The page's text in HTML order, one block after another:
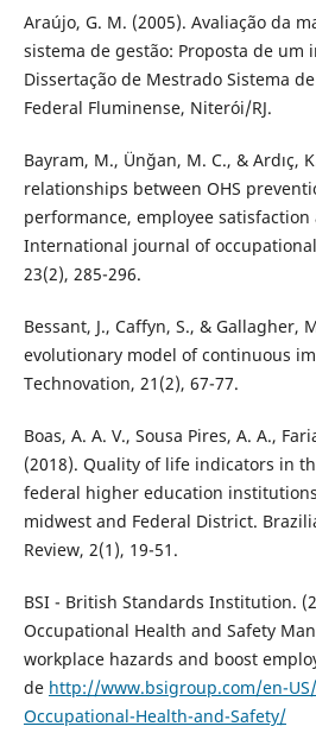
Araújo, G. M. (2005). Avaliação da
sistema de gestão: Proposta de um
Dissertação de Mestrado Sistema
Federal Fluminense, Niterói/RJ.
Bayram, M., Ünğan, M. C., & Ardıç,
relationships between OHS
performance, employee satisfaction
International journal of
23(2), 285-296.
Bessant, J., Caffyn, S., & Gallagher,
evolutionary model of continuous
Technovation, 21(2), 67-77.
Boas, A. A. V., Sousa Pires, A. A.,
(2018). Quality of life indicators in
federal higher education
midwest and Federal District.
Review, 2(1), 19-51.
BSI - British Standards Institution.
Occupational Health and Safety
workplace hazards and boost
de http://www.bsigroup.com/en-US/
Occupational-Health-and-Safety/